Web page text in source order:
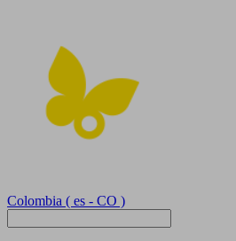
Colombia ( es - CO )